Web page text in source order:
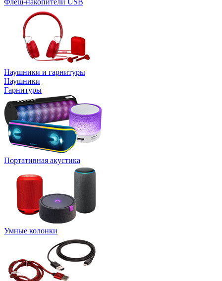
Флеш-накопители USB
Наушники и гарнитуры
Наушники
Гарнитуры
Портативная акустика
Умные колонки